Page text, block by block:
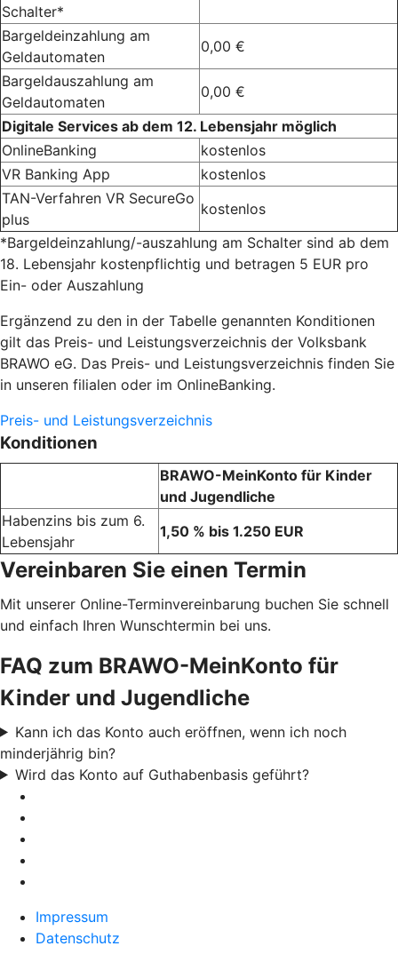
Schalter*
Bargeldeinzahlung am
Geldautomaten
0,00 €
Bargeldauszahlung am
Geldautomaten
0,00 €
Digitale Services ab dem 12. Lebensjahr möglich
OnlineBanking
kostenlos
VR Banking App
kostenlos
TAN-Verfahren VR SecureGo
plus
kostenlos
*Bargeldeinzahlung/-auszahlung am Schalter sind ab dem
18. Lebensjahr kostenpflichtig und betragen 5 EUR pro
Ein- oder Auszahlung
Ergänzend zu den in der Tabelle genannten Konditionen
gilt das Preis- und Leistungsverzeichnis der Volksbank
BRAWO eG. Das Preis- und Leistungsverzeichnis finden Sie
in unseren filialen oder im OnlineBanking.
Preis- und Leistungsverzeichnis
Konditionen
BRAWO-MeinKonto für Kinder
und Jugendliche
Habenzins bis zum 6.
Lebensjahr
1,50 % bis 1.250 EUR
Vereinbaren Sie einen Termin
Mit unserer Online-Terminvereinbarung buchen Sie schnell
und einfach Ihren Wunschtermin bei uns.
FAQ zum BRAWO-MeinKonto für
Kinder und Jugendliche
Kann ich das Konto auch eröffnen, wenn ich noch
minderjährig bin?
Wird das Konto auf Guthabenbasis geführt?
Impressum
Datenschutz